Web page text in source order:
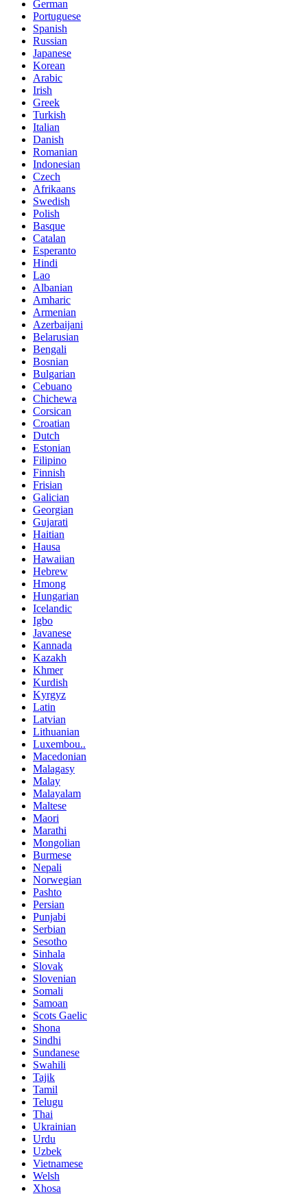
German
Portuguese
Spanish
Russian
Japanese
Korean
Arabic
Irish
Greek
Turkish
Italian
Danish
Romanian
Indonesian
Czech
Afrikaans
Swedish
Polish
Basque
Catalan
Esperanto
Hindi
Lao
Albanian
Amharic
Armenian
Azerbaijani
Belarusian
Bengali
Bosnian
Bulgarian
Cebuano
Chichewa
Corsican
Croatian
Dutch
Estonian
Filipino
Finnish
Frisian
Galician
Georgian
Gujarati
Haitian
Hausa
Hawaiian
Hebrew
Hmong
Hungarian
Icelandic
Igbo
Javanese
Kannada
Kazakh
Khmer
Kurdish
Kyrgyz
Latin
Latvian
Lithuanian
Luxembou..
Macedonian
Malagasy
Malay
Malayalam
Maltese
Maori
Marathi
Mongolian
Burmese
Nepali
Norwegian
Pashto
Persian
Punjabi
Serbian
Sesotho
Sinhala
Slovak
Slovenian
Somali
Samoan
Scots Gaelic
Shona
Sindhi
Sundanese
Swahili
Tajik
Tamil
Telugu
Thai
Ukrainian
Urdu
Uzbek
Vietnamese
Welsh
Xhosa